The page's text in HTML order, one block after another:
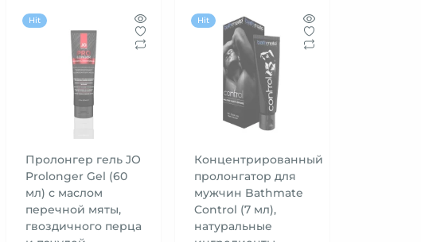
Hit
Пролонгер гель JO
Prolonger Gel (60
мл) с маслом
перечной мяты,
гвоздичного перца
Hit
Концентрированный
пролонгатор для
мужчин Bathmate
Control (7 мл),
натуральные